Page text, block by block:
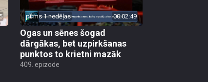
pirms 1 nedēļas 00:02:49
Ogas un sēnes šogad
dārgākas, bet uzpirkšanas
punktos to krietni mazāk
409. epizode